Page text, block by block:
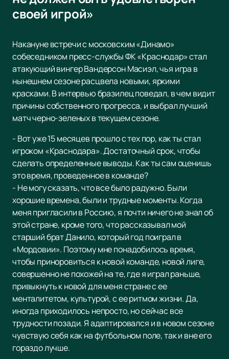
своей игрой»
Накануне встречи с московским «Динамо»
собеседником пресс-службы ФК «Краснодар» стал
атакующий вингер Вандерсон Масиэл, чья игра в
нынешнем сезоне расцвела новыми, яркими
красками. В интервью бразилец поведал, в чем видит
причины собственного прогресса, и выбрал лучший
матч черно-зеленых в текущем сезоне.
- Вот уже 15 месяцев прошло с тех пор, как ты стал
игроком «Краснодара». Достаточный срок, чтобы
сделать определенные выводы. Как ты сам оценишь
это время, проведенное в команде?
- Не могу сказать, что все было радужно. Были
хорошие времена, были и трудные моменты. Когда
меня пригласили в Россию, я почти ничего не знал об
этой стране, кроме того, что рассказывал мой
старший брат Данило, который год поиграл в
«Мордовии». Поэтому мне понадобилось время,
чтобы приноровиться к новой команде, новой лиге,
совершенно не похожей на те, где я играл раньше,
привыкнуть к новой для меня стране с ее
менталитетом, культурой, с ее ритмом жизни. Да,
иногда приходилось непросто, но сейчас все
трудности позади. Я адаптировался и в новом сезоне
чувствую себя как на футбольном поле, так и вне его
гораздо лучше.